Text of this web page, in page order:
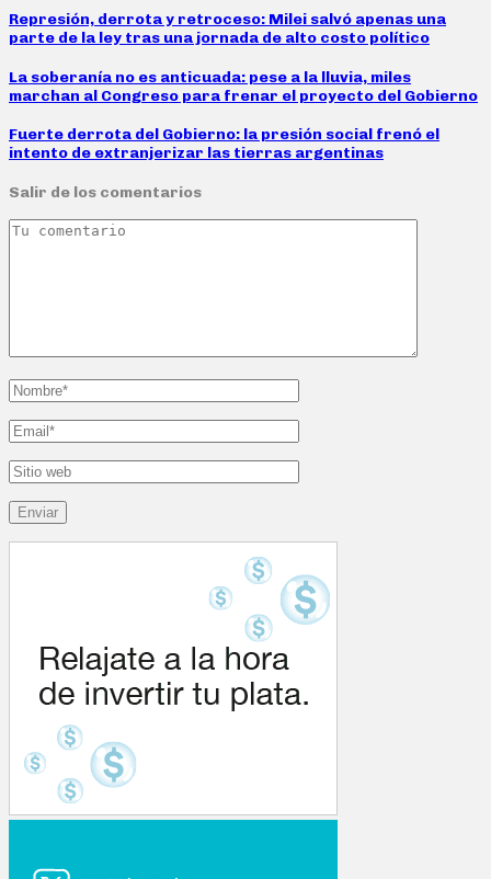
Represión, derrota y retroceso: Milei salvó apenas una
parte de la ley tras una jornada de alto costo político
La soberanía no es anticuada: pese a la lluvia, miles
marchan al Congreso para frenar el proyecto del Gobierno
Fuerte derrota del Gobierno: la presión social frenó el
intento de extranjerizar las tierras argentinas
Salir de los comentarios